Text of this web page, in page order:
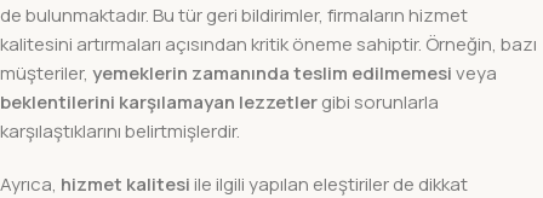
de bulunmaktadır. Bu tür geri bildirimler, firmaların hizmet
kalitesini artırmaları açısından kritik öneme sahiptir. Örneğin, bazı
müşteriler, yemeklerin zamanında teslim edilmemesiveya
beklentilerini karşılamayan lezzetlergibi sorunlarla
karşılaştıklarını belirtmişlerdir.
Ayrıca, hizmet kalitesi ile ilgili yapılan eleştiriler de dikkat